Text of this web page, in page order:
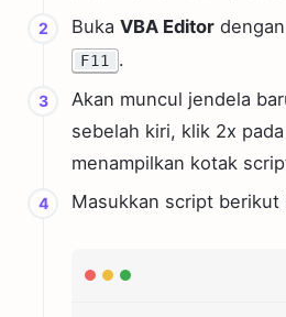
Buka VBA Editor
F11
.
Akan muncul jendela
sebelah kiri, klik 2x
menampilkan kotak
Masukkan script berikut